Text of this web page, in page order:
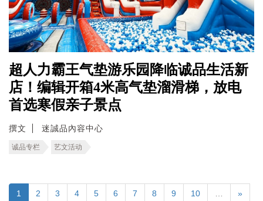
超人力霸王气垫游乐园降临诚品生活新
店！编辑开箱4米高气垫溜滑梯，放电
首选寒假亲子景点
撰文 迷誠品內容中心
诚品专栏 艺文活动
1 2 3 4 5 6 7 8 9 10 »